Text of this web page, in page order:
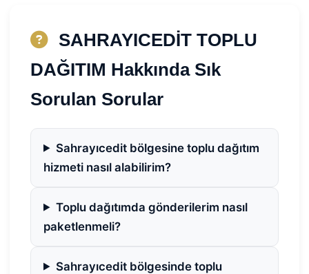
SAHRAYICEDİT TOPLU
DAĞITIM Hakkında Sık
Sorulan Sorular
Sahrayıcedit bölgesine toplu dağıtım
hizmeti nasıl alabilirim?
Toplu dağıtımda gönderilerim nasıl
paketlenmeli?
Sahrayıcedit bölgesinde toplu